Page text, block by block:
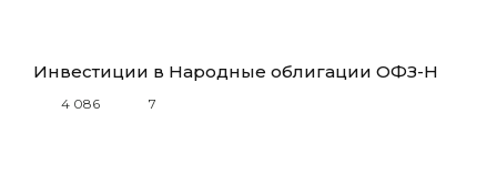
Инвестиции в Народные облигации ОФЗ-Н
4 086 7